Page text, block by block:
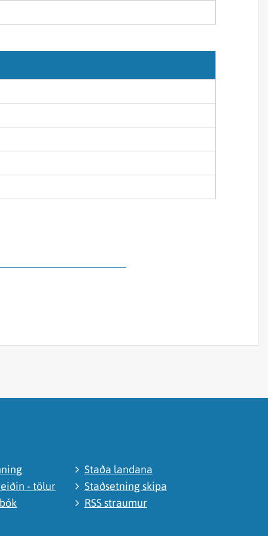
- tölur
Staða landana
Staðsetning skipa
RSS straumur